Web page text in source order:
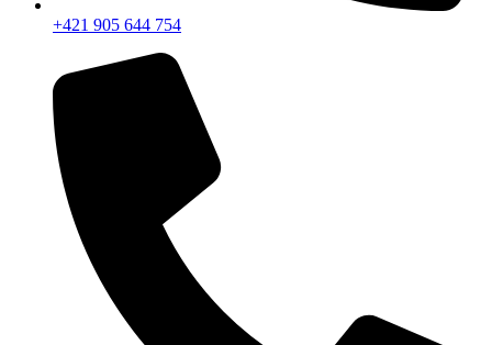
+421 905 644 754